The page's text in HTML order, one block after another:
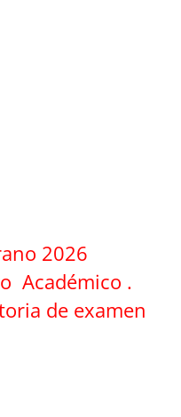
2026
Académico .
de examen